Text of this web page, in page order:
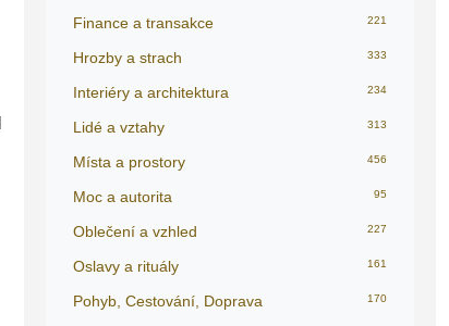
Finance a transakce 221
Hrozby a strach 333
Interiéry a architektura 234
Lidé a vztahy 313
Místa a prostory 456
Moc a autorita 95
Oblečení a vzhled 227
Oslavy a rituály 161
Pohyb, Cestování, Doprava 170